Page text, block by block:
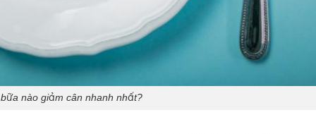
nào giảm cân nhanh nhất?